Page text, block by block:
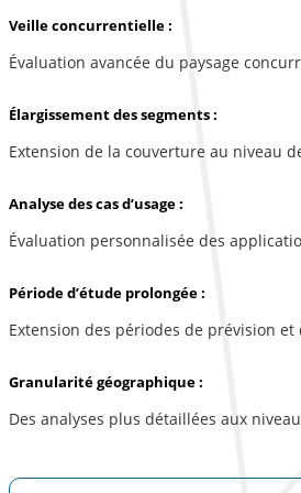
Veille concurrentielle :
Évaluation avancée du paysage
Élargissement des segments :
Extension de la couverture au niveau
Analyse des cas d’usage :
Évaluation personnalisée des
Période d’étude prolongée :
Extension des périodes de prévision et
Granularité géographique :
Des analyses plus détaillées aux